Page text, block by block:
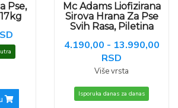
Pse,
Mc Adams Liofizirana
Sirova Hrana Za Pse
Svih Rasa, Piletina
4.190,00 - 13.990,00
RSD
Više vrsta
Isporuka danas za danas